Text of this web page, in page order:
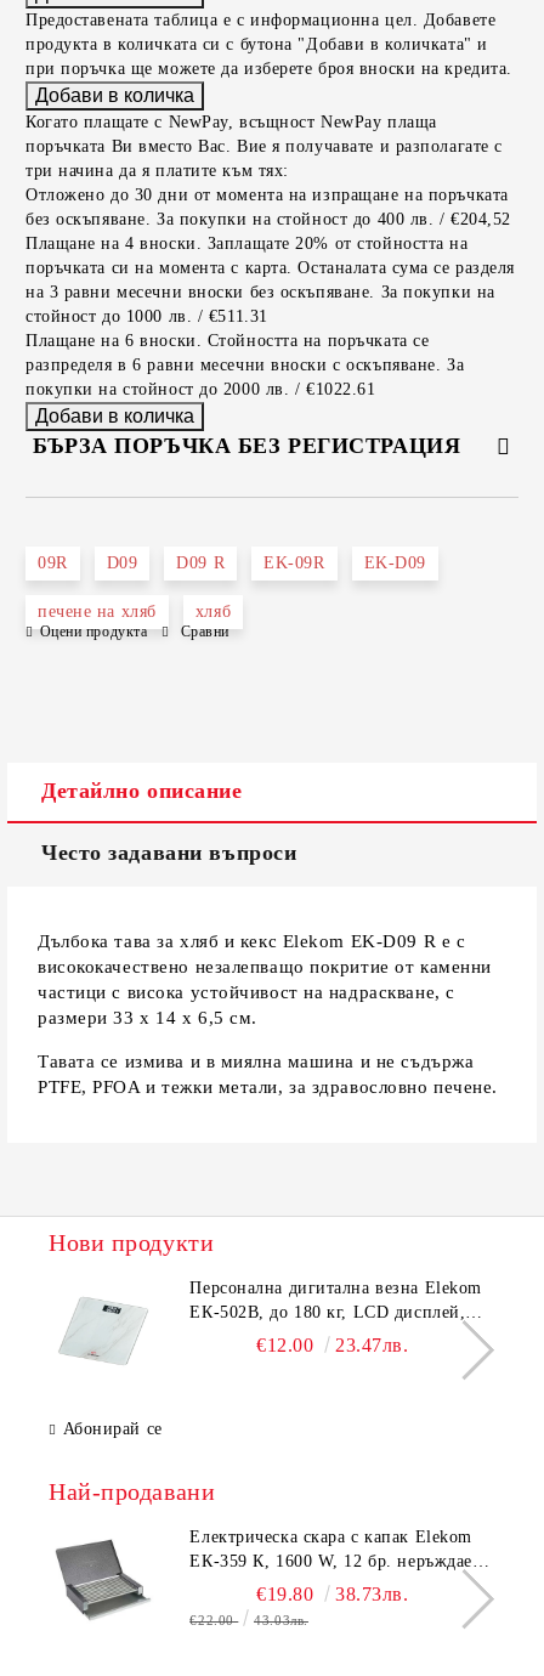
Предоставената таблица е с информационна цел. Добавете
продукта в количката си с бутона "Добави в количката" и
при поръчка ще можете да изберете броя вноски на кредита.
Когато плащате с NewPay, всъщност NewPay плаща
поръчката Ви вместо Вас. Вие я получавате и разполагате с
три начина да я платите към тях:
Отложено до 30 дни от момента на изпращане на поръчката
без оскъпяване. За покупки на стойност до 400 лв. / €204,52
Плащане на 4 вноски. Заплащате 20% от стойността на
поръчката си на момента с карта. Останалата сума се разделя
на 3 равни месечни вноски без оскъпяване. За покупки на
стойност до 1000 лв. / €511.31
Плащане на 6 вноски. Стойността на поръчката се
разпределя в 6 равни месечни вноски с оскъпяване. За
покупки на стойност до 2000 лв. / €1022.61
БЪРЗА ПОРЪЧКА БЕЗ РЕГИСТРАЦИЯ
Съгласен съм сПолитиката за лични данни
09R D09 D09 R EK-09R EK-D09
печене на хляб хляб
Оцени продукта Сравни
Детайлно описание
Често задавани въпроси
Дълбока тава за хляб и кекс Elekom EK-D09 R е с
висококачествено незалепващо покритие от каменни
частици с висока устойчивост на надраскване, с
размери 33 х 14 х 6,5 см.
Тавата се измива и в миялна машина и не съдържа
PTFE, PFOA и тежки метали, за здравословно печене.
Нови продукти
Персонална дигитална везна Elekom
ЕК-502B, до 180 кг, LCD дисплей,
Темперирано стъкло - 6.0 мм,
€12.00 23.47лв.
Абонирай се
Най-продавани
Електрическа скара с капак Elekom
ЕК-359 К, 1600 W, 12 бр. неръждаеми
тръбни нагревятеля
€19.80 38.73лв.
€22.00 43.03лв.